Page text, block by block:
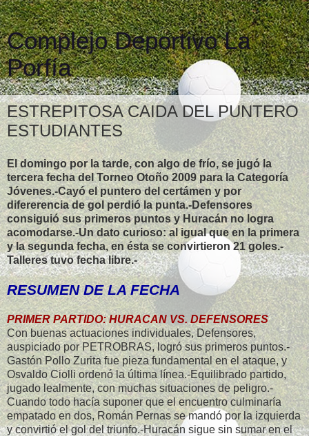
Complejo Deportivo La
Porfía
ESTREPITOSA CAIDA DEL PUNTERO
ESTUDIANTES
El domingo por la tarde, con algo de frío, se jugó la
tercera fecha del Torneo Otoño 2009 para la Categoría
Jóvenes.-Cayó el puntero del certámen y por
difererencia de gol perdió la punta.-Defensores
consiguió sus primeros puntos y Huracán no logra
acomodarse.-Un dato curioso: al igual que en la primera
y la segunda fecha, en ésta se convirtieron 21 goles.-
Talleres tuvo fecha libre.-
RESUMEN DE LA FECHA
PRIMER PARTIDO: HURACAN VS. DEFENSORES
Con buenas actuaciones individuales, Defensores,
auspiciado por PETROBRAS, logró sus primeros puntos.-
Gastón Pollo Zurita fue pieza fundamental en el ataque, y
Osvaldo Ciolli ordenó la última línea.-Equilibrado partido,
jugado lealmente, con muchas situaciones de peligro.-
Cuando todo hacía suponer que el encuentro culminaría
empatado en dos, Román Pernas se mandó por la izquierda
y convirtió el gol del triunfo.-Huracán sigue sin sumar en el